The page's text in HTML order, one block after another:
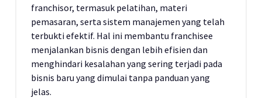
franchisor, termasuk pelatihan, materi
pemasaran, serta sistem manajemen yang telah
terbukti efektif. Hal ini membantu franchisee
menjalankan bisnis dengan lebih efisien dan
menghindari kesalahan yang sering terjadi pada
bisnis baru yang dimulai tanpa panduan yang
jelas.